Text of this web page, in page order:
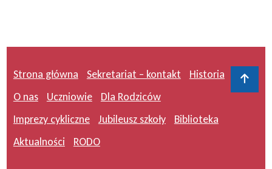
Strona główna Sekretariat – kontakt
Historia
O nas
Uczniowie
Dla Rodziców
Imprezy cykliczne
Jubileusz szkoły
Biblioteka
Aktualności
RODO
Do